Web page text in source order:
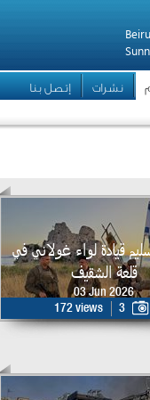
نشرات
إتصل بنا
قيادة لواء غولاني في
قلعة الشقيف
03 Jun 2026
172 views
3